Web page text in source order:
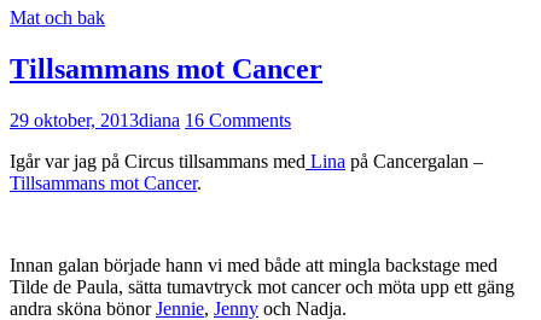
Mat och bak
Tillsammans mot Cancer
29 oktober, 2013diana 16 Comments
Igår var jag på Circus tillsammans med Lina på Cancergalan –
Tillsammans mot Cancer.
Innan galan började hann vi med både att mingla backstage med
Tilde de Paula, sätta tumavtryck mot cancer och möta upp ett gäng
andra sköna bönorJennie, Jenny och Nadja.